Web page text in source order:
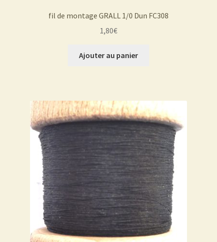
fil de montage GRALL 1/0 Dun FC308
1,80€
Ajouter au panier